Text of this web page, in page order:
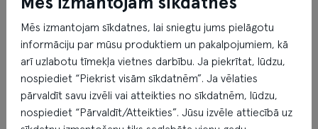
Mēs izmantojam sīkdatnes, lai sniegtu jums pielāgotu
informāciju par mūsu produktiem un pakalpojumiem, kā
arī uzlabotu tīmekļa vietnes darbību. Ja piekrītat, lūdzu,
nospiediet “Piekrist visām sīkdatnēm”. Ja vēlaties
pārvaldīt savu izvēli vai atteikties no sīkdatnēm, lūdzu,
nospiediet “Pārvaldīt/Atteikties”. Jūsu izvēle attiecībā uz